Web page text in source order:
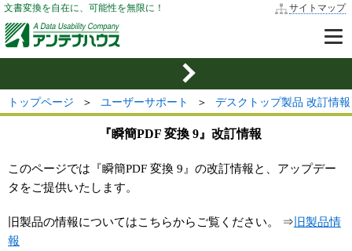
文書変換を自在に、可能性を無限に！ サイトマップ
トップページ ＞ ユーザーサポート ＞ デスクトップ製品 改訂情報
『瞬簡PDF 変換 9』改訂情報
このページでは『瞬簡PDF 変換 9』の改訂情報と、アップデー
タをご提供いたします。
旧製品の情報についてはこちらからご覧ください。 ⇒ 旧製品情
報